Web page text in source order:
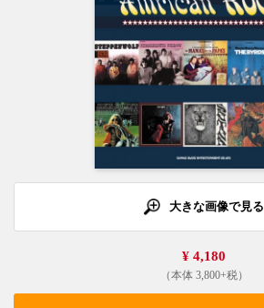
大きな画像で見る
¥ 4,180
（本体 3,800+税）